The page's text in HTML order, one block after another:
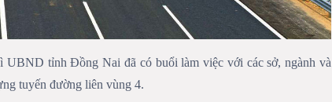
UBND tỉnh Đồng Nai đã có buổi làm việc với các sở, ngành và
tuyến đường liên vùng 4.